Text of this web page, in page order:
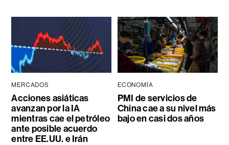
MERCADOS
Acciones asiáticas
avanzan por la IA
mientras cae el petróleo
ante posible acuerdo
entre EE.UU. e Irán
ECONOMÍA
PMI de servicios de
China cae a su nivel más
bajo en casi dos años